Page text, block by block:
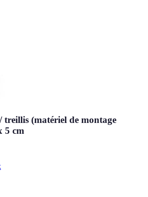
treillis (matériel de montage
5 cm